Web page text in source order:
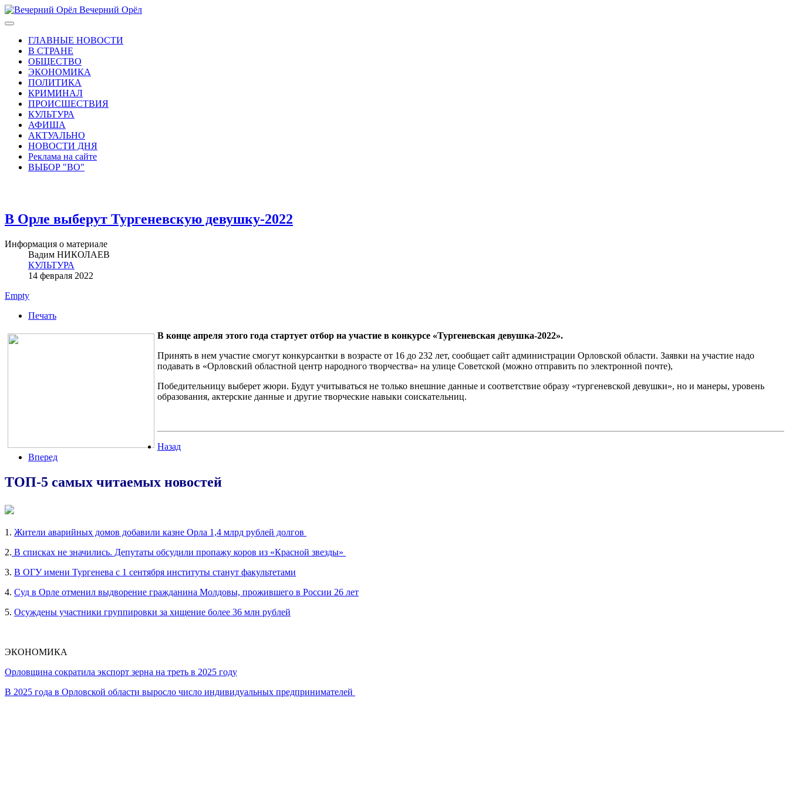
Вечерний Орёл
ГЛАВНЫЕ НОВОСТИ
В СТРАНЕ
ОБЩЕСТВО
ЭКОНОМИКА
ПОЛИТИКА
КРИМИНАЛ
ПРОИСШЕСТВИЯ
КУЛЬТУРА
АФИША
АКТУАЛЬНО
НОВОСТИ ДНЯ
Реклама на сайте
ВЫБОР "ВО"
В Орле выберут Тургеневскую девушку-2022
Информация о материале
Вадим НИКОЛАЕВ
КУЛЬТУРА
14 февраля 2022
Empty
Печать
В конце апреля этого года стартует отбор на участие в конкурсе «Тургеневская девушка-2022».
Принять в нем участие смогут конкурсантки в возрасте от 16 до 232 лет, сообщает сайт администрации Орловской области. Заявки на участие надо
подавать в «Орловский областной центр народного творчества» на улице Советской (можно отправить по электронной почте),
Победительницу выберет жюри. Будут учитываться не только внешние данные и соответствие образу «тургеневской девушки», но и манеры, уровень
образования, актерские данные и другие творческие навыки соискательниц.
Назад
Вперед
ТОП-5 самых читаемых новостей
1. Жители аварийных домов добавили казне Орла 1,4 млрд рублей долгов
2. В списках не значились. Депутаты обсудили пропажу коров из «Красной звезды»
3. В ОГУ имени Тургенева с 1 сентября институты станут факультетами
4. Суд в Орле отменил выдворение гражданина Молдовы, прожившего в России 26 лет
5. Осуждены участники группировки за хищение более 36 млн рублей
ЭКОНОМИКА
Орловщина сократила экспорт зерна на треть в 2025 году
В 2025 года в Орловской области выросло число индивидуальных предпринимателей